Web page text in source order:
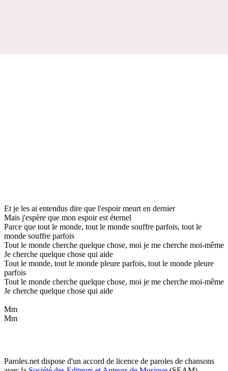
Et je les ai entendus dire que l'espoir meurt en dernier
Mais j'espère que mon espoir est éternel
Parce que tout le monde, tout le monde souffre parfois, tout le
monde souffre parfois
Tout le monde cherche quelque chose, moi je me cherche moi-même
Je cherche quelque chose qui aide
Tout le monde, tout le monde pleure parfois, tout le monde pleure
parfois
Tout le monde cherche quelque chose, moi je me cherche moi-même
Je cherche quelque chose qui aide
Mm
Mm
Paroles.net dispose d'un accord de licence de paroles de chansons